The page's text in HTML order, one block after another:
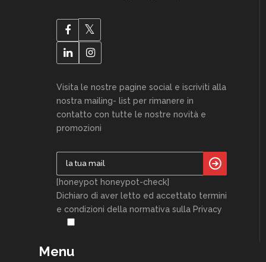
Visita le nostre pagine social e iscriviti alla
nostra mailing- list per rimanere in
contatto con tutte le nostre novità e
promozioni
[honeypot honeypot-check]
Dichiaro di aver letto ed accettato termini
e condizioni della normativa sulla Privacy
Menu